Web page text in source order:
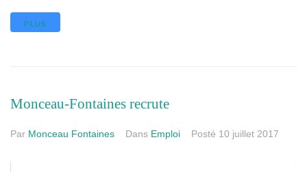
PLUS
Monceau-Fontaines recrute
Par Monceau Fontaines Dans Emploi Posté 10 juillet 2017